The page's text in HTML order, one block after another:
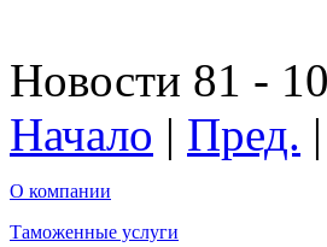
Новости 81 -
Начало | Пред. |
О компании
Таможенные услуги